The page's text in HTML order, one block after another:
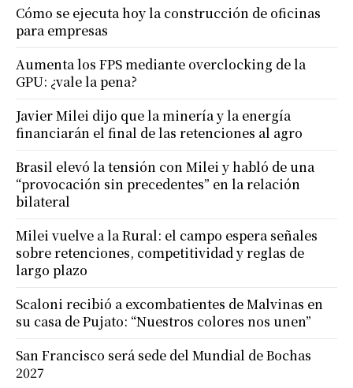
Cómo se ejecuta hoy la construcción de oficinas
para empresas
Aumenta los FPS mediante overclocking de la
GPU: ¿vale la pena?
Javier Milei dijo que la minería y la energía
financiarán el final de las retenciones al agro
Brasil elevó la tensión con Milei y habló de una
“provocación sin precedentes” en la relación
bilateral
Milei vuelve a la Rural: el campo espera señales
sobre retenciones, competitividad y reglas de
largo plazo
Scaloni recibió a excombatientes de Malvinas en
su casa de Pujato: “Nuestros colores nos unen”
San Francisco será sede del Mundial de Bochas
2027